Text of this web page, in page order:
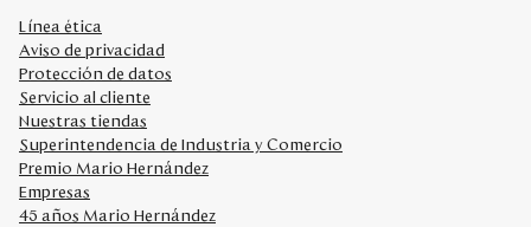
Línea ética
Aviso de privacidad
Protección de datos
Servicio al cliente
Nuestras tiendas
Superintendencia de Industria y Comercio
Premio Mario Hernández
Empresas
45 años Mario Hernández